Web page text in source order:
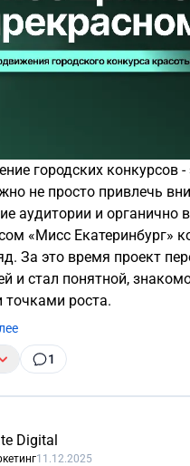
городских конкурсов
не просто привлечь
аудитории и органично
«Мисс Екатеринбург»
За это время проект
и стал понятной,
роста.
1
Digital
11.12.2025